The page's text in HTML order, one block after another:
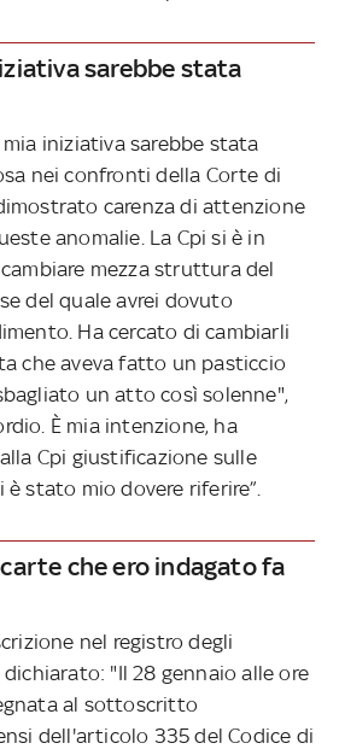
sarebbe stata
mia iniziativa sarebbe stata
nei confronti della Corte di
carenza di attenzione
anomalie. La Cpi si è in
mezza struttura del
del quale avrei dovuto
Ha cercato di cambiarli
che aveva fatto un pasticcio
un atto così solenne",
È mia intenzione, ha
Cpi giustificazione sulle
stato mio dovere riferire”.
che ero indagato fa
nel registro degli
"Il 28 gennaio alle ore
al sottoscritto
dell'articolo 335 del Codice di